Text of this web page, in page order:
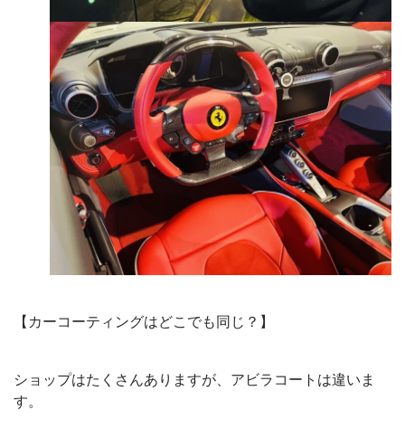
【カーコーティングはどこでも同じ？】
ショップはたくさんありますが、アビラコートは違いま
す。